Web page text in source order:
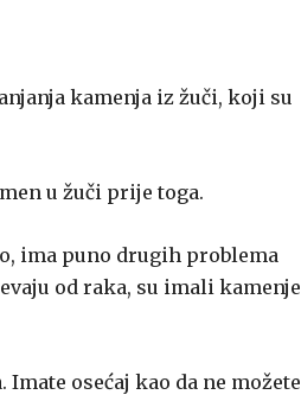
kamenja iz žuči, koji su
u žuči prije toga.
ima puno drugih problema
od raka, su imali kamenje
osećaj kao da ne možete